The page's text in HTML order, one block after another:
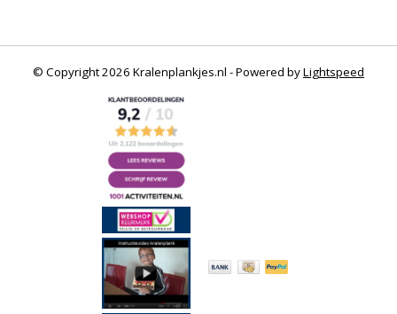
© Copyright 2026 Kralenplankjes.nl - Powered byLightspeed